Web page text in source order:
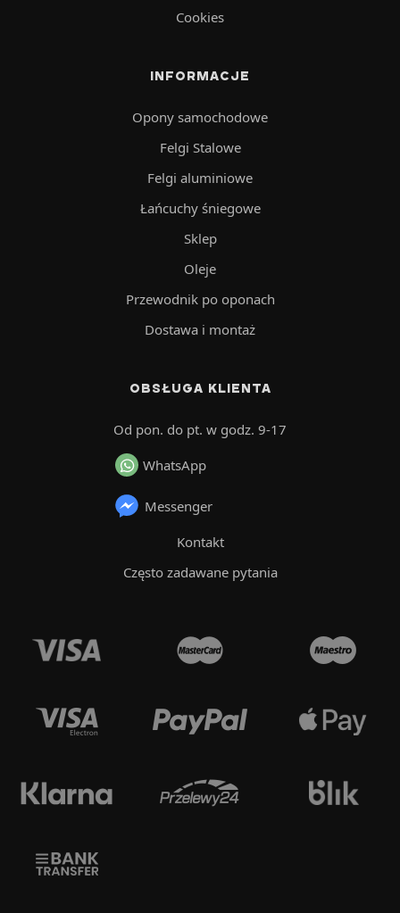
Cookies
INFORMACJE
Opony samochodowe
Felgi Stalowe
Felgi aluminiowe
Łańcuchy śniegowe
Sklep
Oleje
Przewodnik po oponach
Dostawa i montaż
OBSŁUGA KLIENTA
Od pon. do pt. w godz. 9-17
WhatsApp
Messenger
Kontakt
Często zadawane pytania